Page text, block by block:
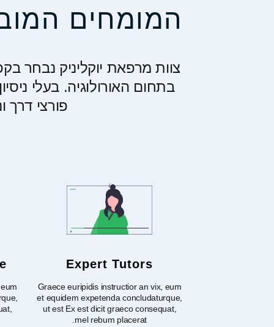
המומחים
צוות מרפאת יוקליניק נבחר
בתחום האורולוגיה. בעלי
פורצי דרך
Expert Tutors
Graece euripidis instructior an vix, eum
et equidem expetenda concludaturque,
ut est Ex est dicit graeco consequat,
mel rebum placerat.